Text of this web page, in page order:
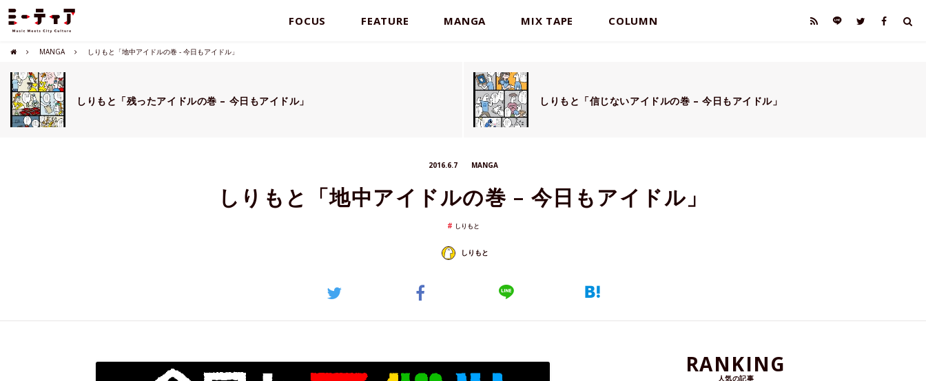
FOCUS FEATURE MANGA MIX TAPE COLUMN
MANGA しりもと「地中アイドルの巻 - 今日もアイドル」
しりもと「残ったアイドルの巻 – 今日もアイドル」 しりもと「信じないアイドルの巻 – 今日もアイドル」
2016.6.7 MANGA
しりもと「地中アイドルの巻 – 今日もアイドル」
しりもと
しりもと
RANKING
人気の記事